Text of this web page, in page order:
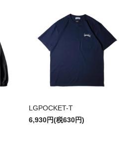
LGPOCKET-T
6,930円(税630円)